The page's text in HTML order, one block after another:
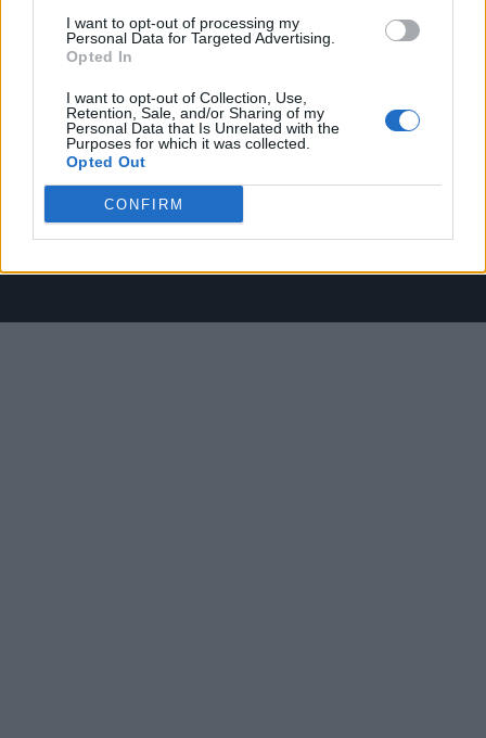
I want to opt-out of processing my
Personal Data for Targeted Advertising.
Opted In
I want to opt-out of Collection, Use,
Retention, Sale, and/or Sharing of my
Personal Data that Is Unrelated with the
Purposes for which it was collected.
Opted Out
CONFIRM
Il materiale (testo, foto e video) consultabile in questo portale è di nostra proprietà.
internet, in quanto arrivati alla nostra attenzione attraverso regolari comunicati stampa
con immagini e testi allegati ed autorizzati alla pubblicazione, e quindi valutati di
pubblico dominio. Se i soggetti o gli autori avessero qualcosa in contrario alla
pubblicazione, non avranno che da segnalarlo alla redazione (indirizzo email:
redazione@napolimagazine.com), che provvederà prontamente alla rimozione.
"Milan Magazine" non è una testata giornalistica, ma un sito di informazione di
proprietà di Napoli Magazine, e non è in alcun modo collegato alla A.C. Milan, che ne
detiene tutti i marchi e diritti.